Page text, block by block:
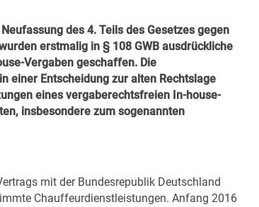
des 4. Teils des Gesetzes gegen
erstmalig in § 108 GWB ausdrückliche
Vergaben geschaffen. Die
einer Entscheidung zur alten Rechtslage
eines vergaberechtsfreien In-house-
insbesondere zum sogenannten
mit der Bundesrepublik Deutschland
Chauffeurdienstleistungen. Anfang 2016